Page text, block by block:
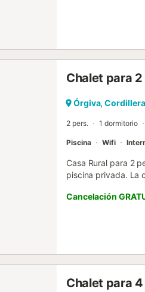
cama doble,
de baño con plato
cocina americana
una piscina
degustar en el
Chalet para
Órgiva,
2 pers. 1 dormitorio
Piscina Wifi
Casa Rural para 2
piscina privada. La
entrar, que nos
inmediatamente
abajo se
piscina tiene
meses incluidos, a
Cancelación
Chalet para